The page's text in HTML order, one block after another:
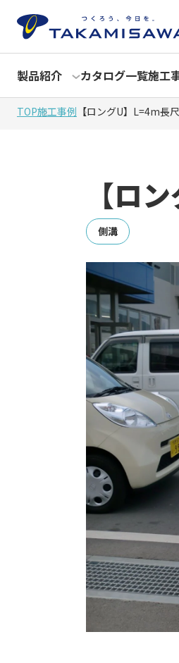
製品紹介 カタログ一覧施工
TOP施工事例 【ロングU】L=4m長
【ロ
側溝